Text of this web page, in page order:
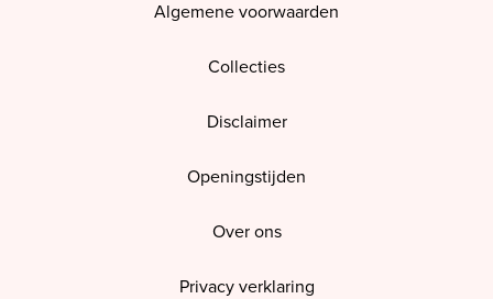
Algemene voorwaarden
Collecties
Disclaimer
Openingstijden
Over ons
Privacy verklaring